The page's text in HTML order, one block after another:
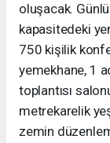
oluşacak.
kapasitedeki
750 kişilik
yemekhane, 1
toplantısı
metrekarelik
zemin